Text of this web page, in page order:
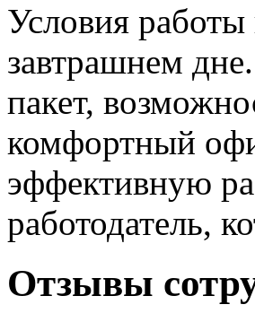
Условия
завтрашнем
пакет,
комфортный
эффективную
работодатель,
Отзывы